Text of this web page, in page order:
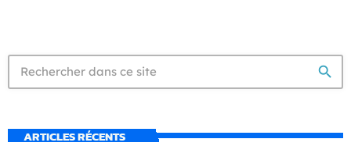
search
ARTICLES RÉCENTS